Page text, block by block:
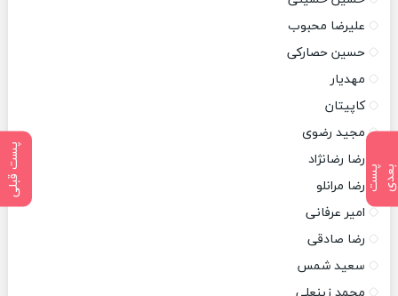
پ
س
ت
ب
ع
د ی پست قبلی
علیرضا محبوب
حسین حصارکی
مهدیار
کاپیتان
مجید رضوی
رضا رضانژاد
رضا مرانلو
امیر عرفانی
رضا صادقی
سعید شمس
محمد زینعلی